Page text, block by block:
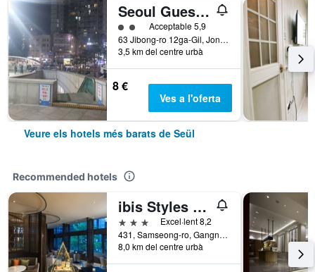
Seoul Guesthouse Foreigners Only
Categoria 2Acceptable 5,9
63 Jibong-ro 12ga-Gil, Jongno-gu, Seül, Corea del Sud
3,5 km del centre urbà
8 €
Ves a l'oferta
Veure els hotels més barats de Seül
Recommended hotels
ibis Styles Ambassador Seoul Gangnam
3 estrellesExcel·lent 8,2
431, Samseong-ro, Gangnam-gu, Seül, Corea del Sud
8,0 km del centre urbà